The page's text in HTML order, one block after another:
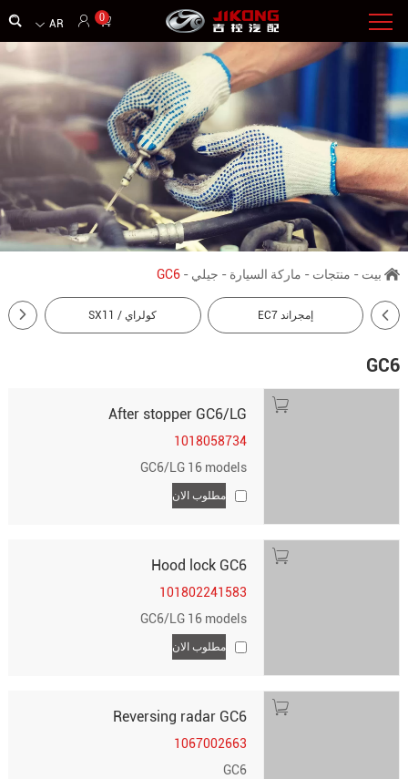
0
AR
بيت - منتجات - ماركة السيارة - جيلي -
GC6
إمجراند EC7 كولراي / SX11
GC6
After stopper GC6/LG
1018058734
GC6/LG 16 models
مطلوب الان
Hood lock GC6
101802241583
GC6/LG 16 models
مطلوب الان
Reversing radar GC6
1067002663
GC6